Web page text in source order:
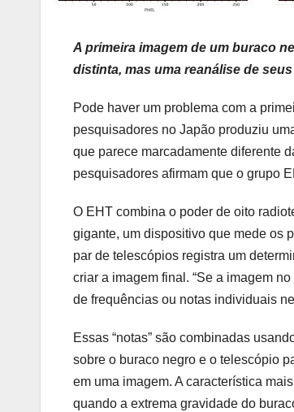
A primeira imagem de um buraco
distinta, mas uma reanálise de
Pode haver um problema com a
pesquisadores no Japão produziu
que parece marcadamente diferente
pesquisadores afirmam que o grupo
O EHT combina o poder de oito
gigante, um dispositivo que mede os
par de telescópios registra um
criar a imagem final. “Se a imagem
de frequências ou notas individuais
Essas “notas” são combinadas
sobre o buraco negro e o telescópio
em uma imagem. A característica
quando a extrema gravidade do